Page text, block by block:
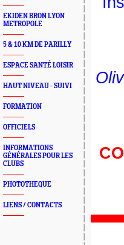
EKIDEN BRON LYON
METROPOLE
5 & 10 KM DE PARILLY
ESPACE SANTÉ LOISIR
HAUT NIVEAU - SUIVI
FORMATION
OFFICIELS
INFORMATIONS
GÉNÉRALES POUR LES
CLUBS
PHOTOTHEQUE
LIENS / CONTACTS